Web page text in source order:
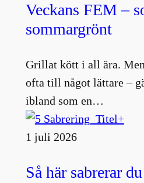
Veckans FEM –
sommargrönt
Grillat kött i all ära.
ofta till något lättare –
ibland som en…
1 juli 2026
Så här sabrerar